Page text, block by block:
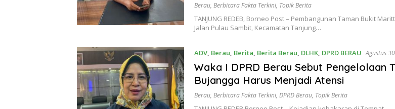
Berau, Berbicara Fakta Terkini, Topik Berita
TANJUNG REDEB, Borneo Post – Pembangunan Taman Bukit
Jalan Pulau Sambit, Kecamatan Tanjung…
ADV, Berau, Berita, Berita Berau, DLHK, DPRD BERAU Agustus
Waka I DPRD Berau Sebut Pengelolaan
Bujangga Harus Menjadi Atensi
Berau, Berbicara Fakta Terkini, DPRD Berau, Topik Berita